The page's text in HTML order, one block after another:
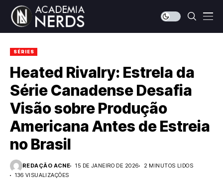
SÉRIES
Heated Rivalry: Estrela da
Série Canadense Desafia
Visão sobre Produção
Americana Antes de Estreia
no Brasil
REDAÇÃO ACNE 15 DE JANEIRO DE 2026
2 MINUTOS LIDOS
136 VISUALIZAÇÕES